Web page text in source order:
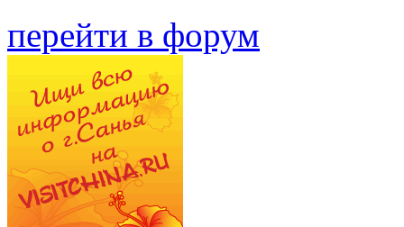
перейти в форум